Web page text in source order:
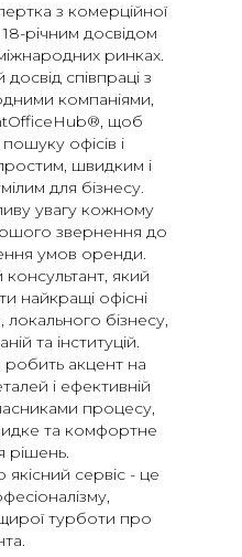
з комерційної
річним досвідом
ринках.
співпраці з
компаніями,
щоб
офісів і
швидким і
для бізнесу.
увагу кожному
звернення до
умов оренди.
який
найкращі офісні
локального бізнесу,
та інституцій.
робить акцент на
і ефективній
процесу,
та комфортне
рішень.
сервіс - це
щирої турботи про